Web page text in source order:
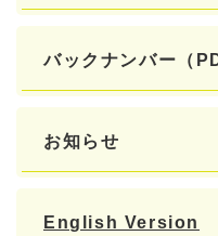
バックナンバー（
お知らせ
English Version